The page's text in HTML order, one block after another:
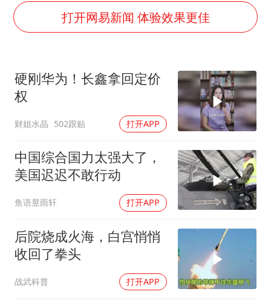
新疆一婚礼线上邀请引热议
《龙餐馆》 冲奖
构建更高水平的全民健身公共服务体系
韩军前线部队连曝丑闻
云南一男子胃中取出180颗铁钉
奋力开创中国式现代化建设新局面
打开网易新闻 体验效果更佳
硬刚华为！长鑫拿回定价
权
财姐水晶 502跟贴 打开APP
中国综合国力太强大了，
美国迟迟不敢行动
鱼语昱雨轩 打开APP
后院烧成火海，白宫悄悄
收回了拳头
战武科普 打开APP